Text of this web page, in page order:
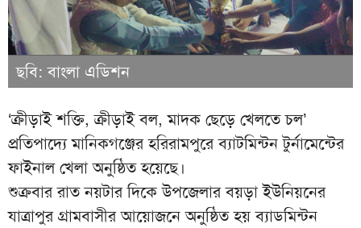
ছবি: বাংলা এডিশন
‘ক্রীড়াই শক্তি, ক্রীড়াই বল, মাদক ছেড়ে খেলতে চল’
প্রতিপাদ্যে মানিকগঞ্জের হরিরামপুরে ব্যাটমিন্টন টুর্নামেন্টের
ফাইনাল খেলা অনুষ্ঠিত হয়েছে।
শুক্রবার রাত নয়টার দিকে উপজেলার বয়ড়া ইউনিয়নের
যাত্রাপুর গ্রামবাসীর আয়োজনে অনুষ্ঠিত হয় ব্যাডমিন্টন